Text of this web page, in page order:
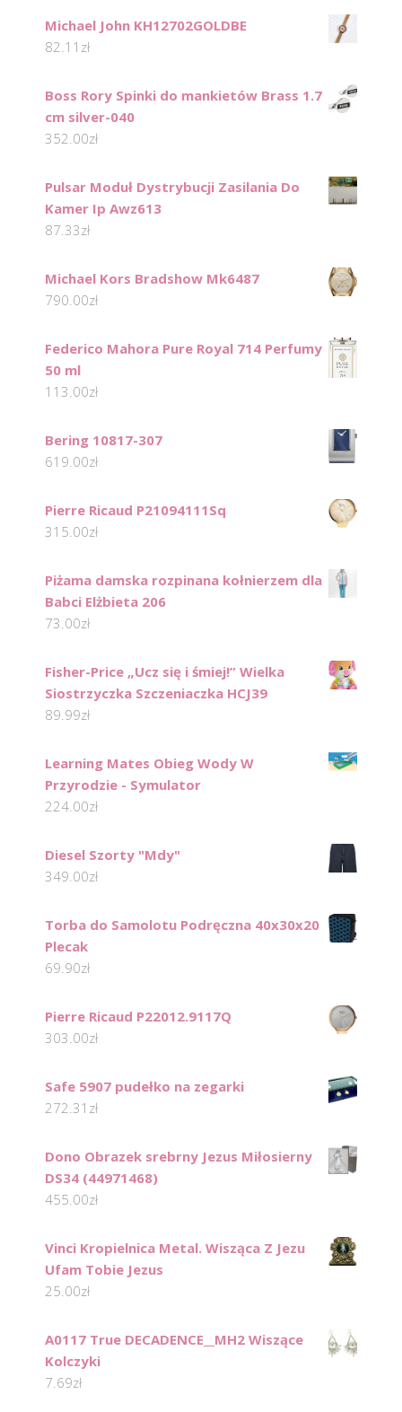
Michael John KH12702GOLDBE
82.11 zł
Boss Rory Spinki do mankietów Brass 1.7
cm silver-040
352.00zł
Pulsar Moduł Dystrybucji Zasilania Do
Kamer Ip Awz613
87.33zł
Michael Kors Bradshow Mk6487
790.00zł
Federico Mahora Pure Royal 714 Perfumy
50 ml
113.00zł
Bering 10817-307
619.00zł
Pierre Ricaud P21094111Sq
315.00zł
Piżama damska rozpinana kołnierzem dla
Babci Elżbieta 206
73.00zł
Fisher-Price „Ucz się i śmiej!” Wielka
Siostrzyczka Szczeniaczka HCJ39
89.99zł
Learning Mates Obieg Wody W
Przyrodzie - Symulator
224.00zł
Diesel Szorty "Mdy"
349.00zł
Torba do Samolotu Podręczna 40x30x20
Plecak
69.90zł
Pierre Ricaud P22012.9117Q
303.00zł
Safe 5907 pudełko na zegarki
272.31 zł
Dono Obrazek srebrny Jezus Miłosierny
DS34 (44971468)
455.00zł
Vinci Kropielnica Metal. Wisząca Z Jezu
Ufam Tobie Jezus
25.00zł
A0117 True DECADENCE__MH2 Wiszące
Kolczyki
7.69zł